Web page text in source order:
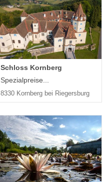
Schloss Kornberg
Spezialpreise...
8330 Kornberg bei Riegersburg